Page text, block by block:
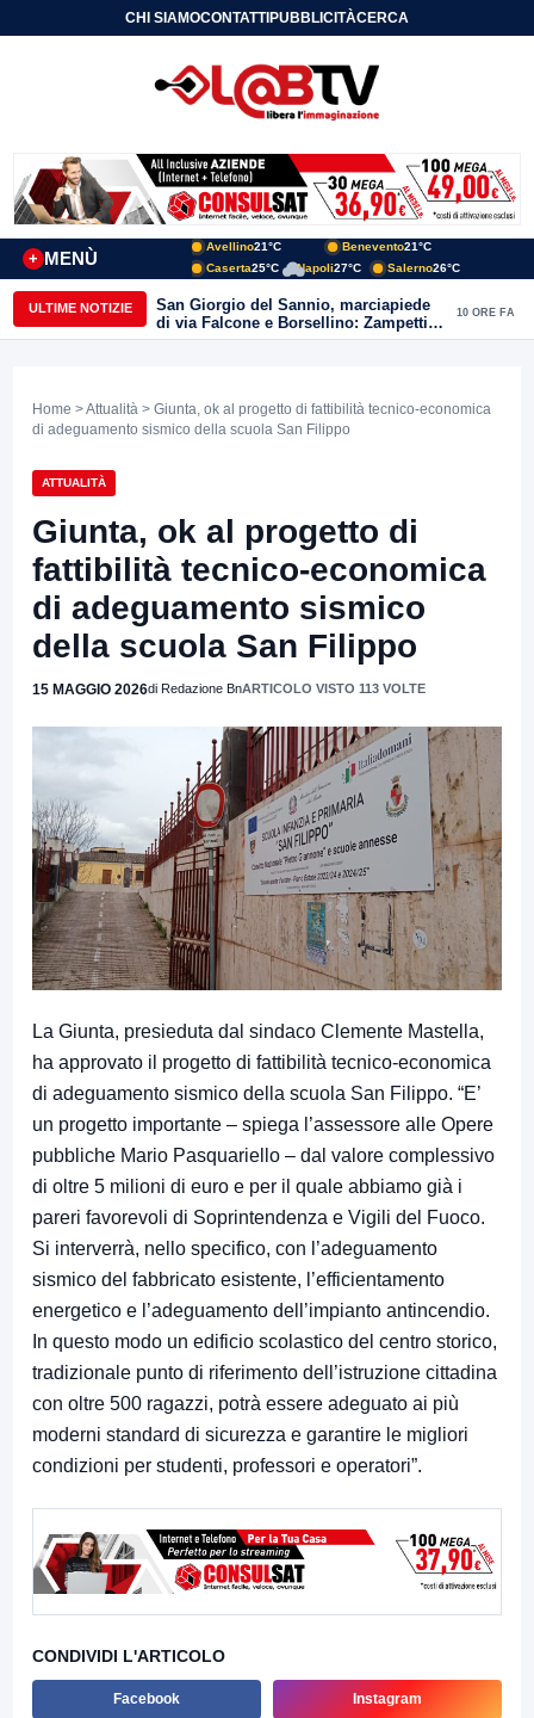
CHI SIAMOCONTATTIPUBBLICITÀCERCA
MENÙ
+
Avellino21°C Benevento21°C
Caserta25°C Napoli27°C Salerno26°C
ULTIME NOTIZIE
San Giorgio del Sannio, marciapiede
di via Falcone e Borsellino: Zampetti e
Lombardi replicano alle polemiche
10 ORE FA
Home >Attualità > Giunta, ok al progetto di fattibilità tecnico-economica
di adeguamento sismico della scuola San Filippo
ATTUALITÀ
Giunta, ok al progetto di
fattibilità tecnico-economica
di adeguamento sismico
della scuola San Filippo
15 MAGGIO 2026di Redazione BnARTICOLO VISTO 113 VOLTE
La Giunta, presieduta dal sindaco Clemente Mastella,
ha approvato il progetto di fattibilità tecnico-economica
di adeguamento sismico della scuola San Filippo. “E’
un progetto importante – spiega l’assessore alle Opere
pubbliche Mario Pasquariello – dal valore complessivo
di oltre 5 milioni di euro e per il quale abbiamo già i
pareri favorevoli di Soprintendenza e Vigili del Fuoco.
Si interverrà, nello specifico, con l’adeguamento
sismico del fabbricato esistente, l’efficientamento
energetico e l’adeguamento dell’impianto antincendio.
In questo modo un edificio scolastico del centro storico,
tradizionale punto di riferimento dell’istruzione cittadina
con oltre 500 ragazzi, potrà essere adeguato ai più
moderni standard di sicurezza e garantire le migliori
condizioni per studenti, professori e operatori”.
CONDIVIDI L'ARTICOLO
Facebook Instagram